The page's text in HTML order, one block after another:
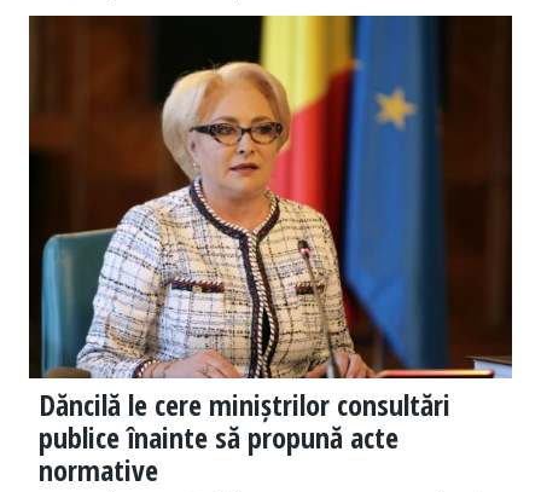
Dăncilă le cere miniștrilor consultări
publice înainte să propună acte
normative